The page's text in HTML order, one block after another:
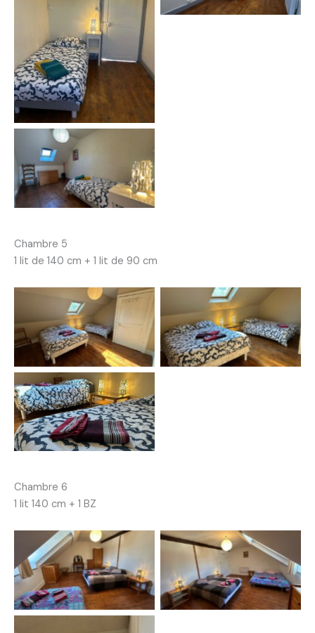
Chambre 5
1 lit de 140 cm + 1 lit de 90 cm
Chambre 6
1 lit 140 cm + 1 BZ